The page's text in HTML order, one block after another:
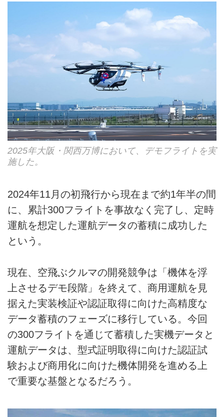
2025年大阪・関西万博において、デモフライトを実
施した。
2024年11月の初飛行から現在まで約1年半の間
に、累計300フライトを事故なく完了し、定時
運航を想定した運航データの蓄積に成功した
という。
現在、空飛ぶクルマの開発競争は「機体を浮
上させるデモ段階」を終えて、商用運航を見
据えた実装検証や認証取得に向けた高精度な
データ蓄積のフェーズに移行している。今回
の300フライトを通じて蓄積した実機データと
運航データは、型式証明取得に向けた認証試
験および商用化に向けた機体開発を進める上
で重要な基盤となるだろう。